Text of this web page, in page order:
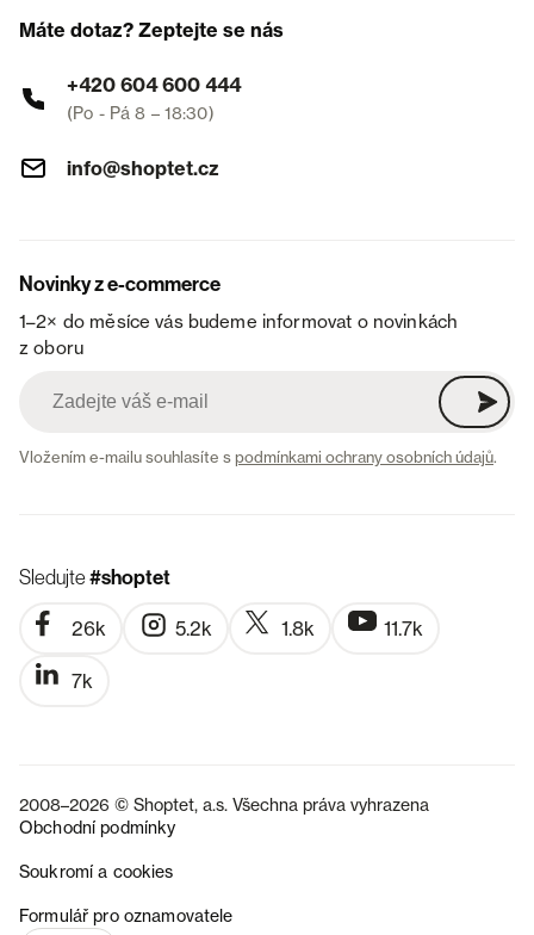
Máte dotaz? Zeptejte se nás
+420 604 600 444
(Po - Pá 8 – 18:30)
info@shoptet.cz
Novinky z e-commerce
1–2× do měsíce vás budeme informovat o novinkách
z oboru
Vložením e-mailu souhlasíte spodmínkami ochrany osobních údajů.
Sledujte#shoptet
26k 5.2k 1.8k 11.7k
7k
2008–2026 © Shoptet, a.s. Všechna práva vyhrazena
Obchodní podmínky
Soukromí a cookies
Formulář pro oznamovatele